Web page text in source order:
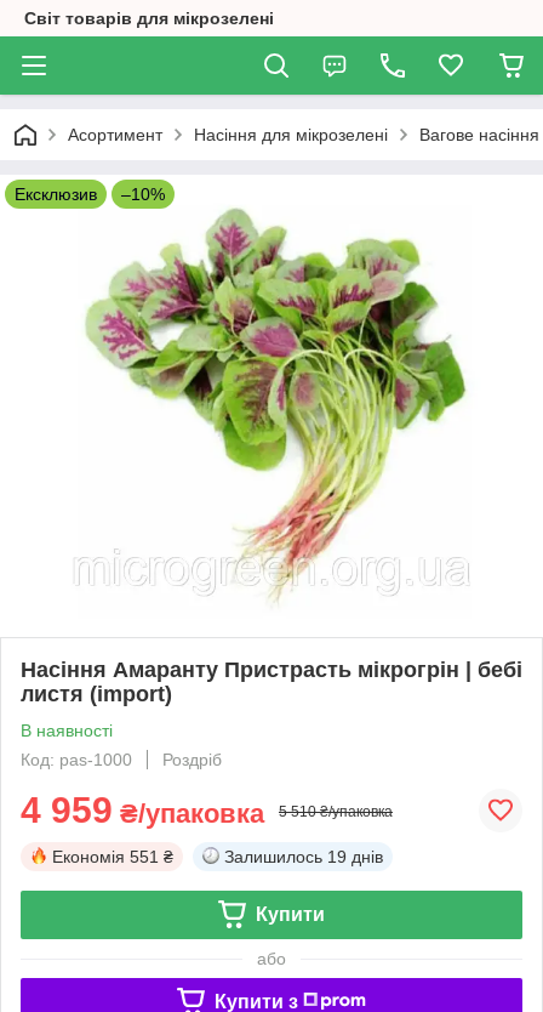
Світ товарів для мікрозелені
Асортимент Насіння для мікрозелені Вагове насіння
Ексклюзив –10%
Насіння Амаранту Пристрасть мікрогрін | бебі
листя (import)
В наявності
Код: pas-1000
Роздріб
4 959 ₴/упаковка 5 510 ₴/упаковка
Економія 551 ₴ Залишилось 19 днів
Купити
або
Купити з